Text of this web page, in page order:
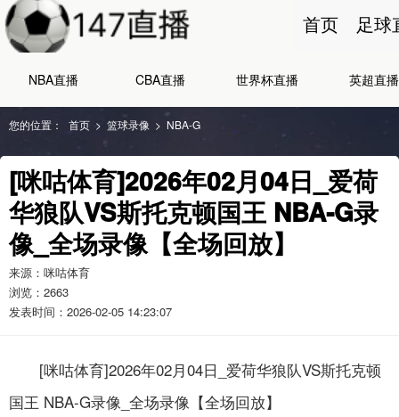
首页 足球
NBA直播 CBA直播 世界杯直播 英超直播
您的位置： 首页 > 篮球录像 > NBA-G
[咪咕体育]2026年02月04日_爱荷
华狼队VS斯托克顿国王 NBA-G录
像_全场录像【全场回放】
来源：咪咕体育
浏览： 2663
发表时间：2026-02-05 14:23:07
[咪咕体育]2026年02月04日_爱荷华狼队VS斯托克顿
国王 NBA-G录像_全场录像【全场回放】